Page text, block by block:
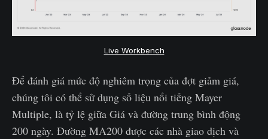
Live Workbench
Để đánh giá mức độ nghiêm trọng của đợt giảm giá,
chúng tôi có thể sử dụng số liệu nổi tiếng Mayer
Multiple, là tỷ lệ giữa Giá và đường trung bình động
200 ngày. Đường MA200 được các nhà giao dịch và